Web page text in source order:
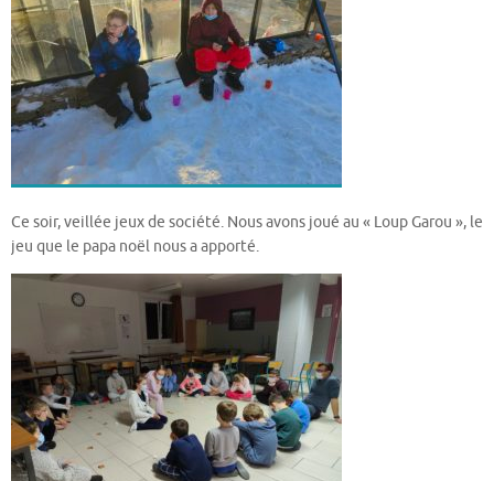
Ce soir, veillée jeux de société. Nous avons joué au « Loup Garou », le
jeu que le papa noël nous a apporté.